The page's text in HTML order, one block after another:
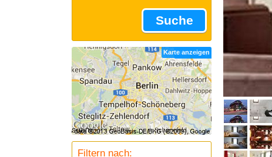
Suche
Karte anzeigen
Filtern nach: